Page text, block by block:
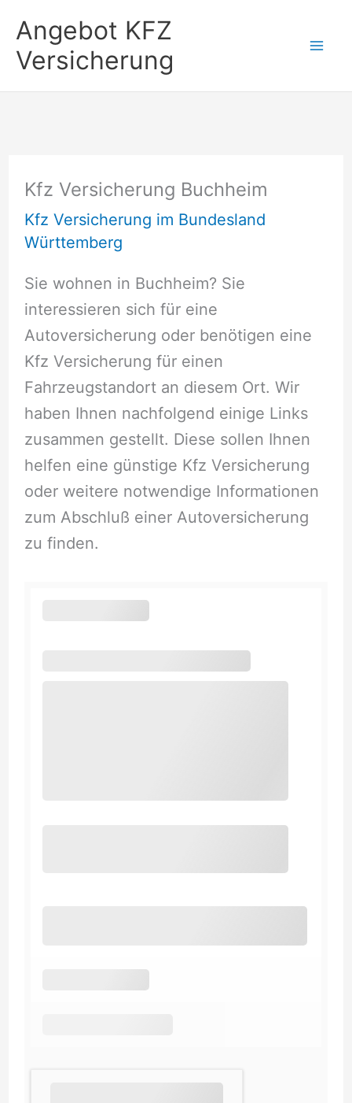
Inhalt
springen
Angebot KFZ
Versicherung
Kfz Versicherung Buchheim
Kfz Versicherung im Bundesland
Württemberg
Sie wohnen in Buchheim? Sie
interessieren sich für eine
Autoversicherung oder benötigen eine
Kfz Versicherung für einen
Fahrzeugstandort an diesem Ort. Wir
haben Ihnen nachfolgend einige Links
zusammen gestellt. Diese sollen Ihnen
helfen eine günstige Kfz Versicherung
oder weitere notwendige Informationen
zum Abschluß einer Autoversicherung
zu finden.